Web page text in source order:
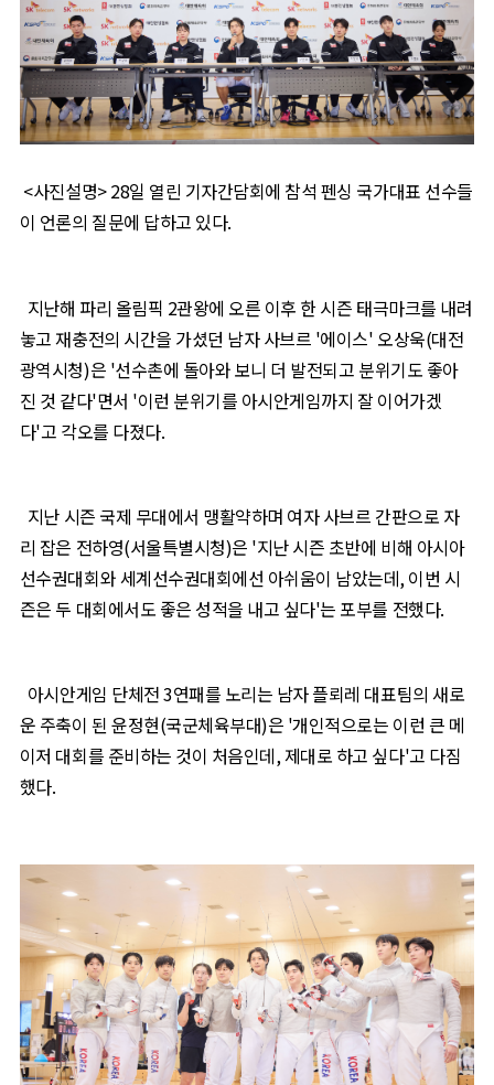
<사진설명> 28일 열린 기자간담회에 참석 펜싱 국가대표 선수들
이 언론의 질문에 답하고 있다.
지난해 파리 올림픽 2관왕에 오른 이후 한 시즌 태극마크를 내려
놓고 재충전의 시간을 가셨던 남자 사브르 '에이스' 오상욱(대전
광역시청)은 '선수촌에 돌아와 보니 더 발전되고 분위기도 좋아
진 것 같다'면서 '이런 분위기를 아시안게임까지 잘 이어가겠
다'고 각오를 다졌다.
지난 시즌 국제 무대에서 맹활약하며 여자 사브르 간판으로 자
리 잡은 전하영(서울특별시청)은 '지난 시즌 초반에 비해 아시아
선수권대회와 세계선수권대회에선 아쉬움이 남았는데,이번 시
즌은 두 대회에서도 좋은 성적을 내고 싶다'는 포부를 전했다.
아시안게임 단체전3연패를 노리는 남자 플뢰레 대표팀의 새로
운 주축이 된 윤정현(국군체육부대)은 '개인적으로는 이런 큰 메
이저 대회를 준비하는 것이 처음인데,제대로 하고 싶다'고 다짐
했다.